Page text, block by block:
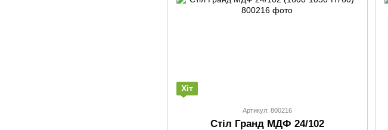
Хіт
Артикул: 800216
Стіл Гранд МДФ 24/102